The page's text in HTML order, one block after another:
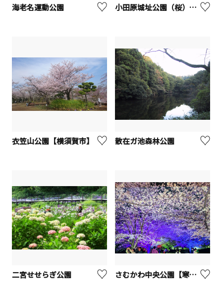
海老名運動公園 小田原城址公園（桜）【小田原市】
衣笠山公園【横須賀市】 散在ガ池森林公園
二宮せせらぎ公園 さむかわ中央公園【寒川町】